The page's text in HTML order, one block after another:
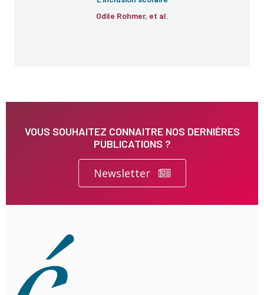
Odile Rohmer, et al.
VOUS SOUHAITEZ CONNAITRE NOS DERNIÈRES
PUBLICATIONS ?
Newsletter